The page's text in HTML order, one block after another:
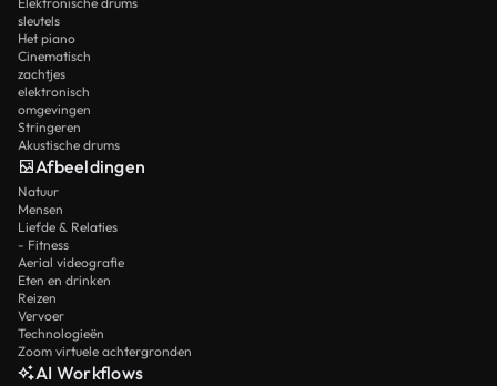
sleutels
Het piano
Cinematisch
zachtjes
elektronisch
omgevingen
Stringeren
Akustische drums
Afbeeldingen
Natuur
Mensen
Liefde & Relaties
- Fitness
Aerial videografie
Eten en drinken
Reizen
Vervoer
Technologieën
Zoom virtuele achtergronden
AI Workflows